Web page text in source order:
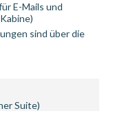
E-Mails und
sind über die
Suite)